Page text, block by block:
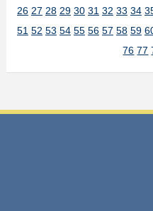
26 27 28 29 30 31 32 33 34
51 52 53 54 55 56 57 58 59
76 77